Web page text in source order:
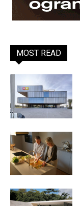
MOST READ